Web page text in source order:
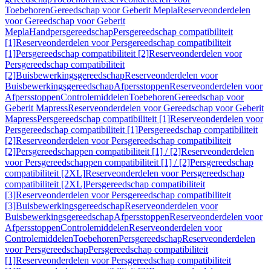
ToebehorenGereedschap voor Geberit MeplaReserveonderdelen
voor Gereedschap voor Geberit
MeplaHandpersgereedschapPersgereedschap compatibiliteit
[1]Reserveonderdelen voor Persgereedschap compatibiliteit
[1]Persgereedschap compatibiliteit [2]Reserveonderdelen voor
Persgereedschap compatibiliteit
[2]BuisbewerkingsgereedschapReserveonderdelen voor
BuisbewerkingsgereedschapAfpersstoppenReserveonderdelen voor
AfpersstoppenControlemiddelenToebehorenGereedschap voor
Geberit MapressReserveonderdelen voor Gereedschap voor Geberit
MapressPersgereedschap compatibiliteit [1]Reserveonderdelen voor
Persgereedschap compatibiliteit [1]Persgereedschap compatibiliteit
[2]Reserveonderdelen voor Persgereedschap compatibiliteit
[2]Persgereedschappen compatibiliteit [1] / [2]Reserveonderdelen
voor Persgereedschappen compatibiliteit [1] / [2]Persgereedschap
compatibiliteit [2XL]Reserveonderdelen voor Persgereedschap
compatibiliteit [2XL]Persgereedschap compatibiliteit
[3]Reserveonderdelen voor Persgereedschap compatibiliteit
[3]BuisbewerkingsgereedschapReserveonderdelen voor
BuisbewerkingsgereedschapAfpersstoppenReserveonderdelen voor
AfpersstoppenControlemiddelenReserveonderdelen voor
ControlemiddelenToebehorenPersgereedschapReserveonderdelen
voor PersgereedschapPersgereedschap compatibiliteit
[1]Reserveonderdelen voor Persgereedschap compatibiliteit